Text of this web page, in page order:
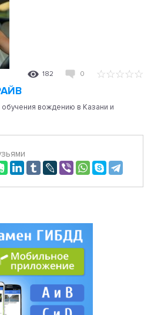
182 0
вождению в Казани и